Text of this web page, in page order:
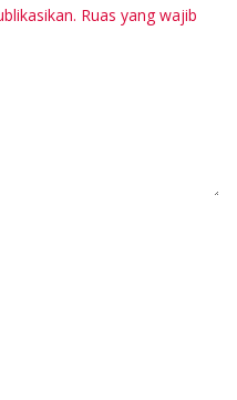
Ruas yang wajib